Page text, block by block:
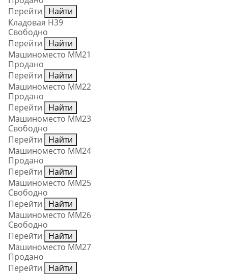
Перейти
Найти
Кладовая Н39
Свободно
Перейти
Найти
Машиноместо ММ21
Продано
Перейти
Найти
Машиноместо ММ22
Продано
Перейти
Найти
Машиноместо ММ23
Свободно
Перейти
Найти
Машиноместо ММ24
Продано
Перейти
Найти
Машиноместо ММ25
Свободно
Перейти
Найти
Машиноместо ММ26
Свободно
Перейти
Найти
Машиноместо ММ27
Продано
Перейти
Найти